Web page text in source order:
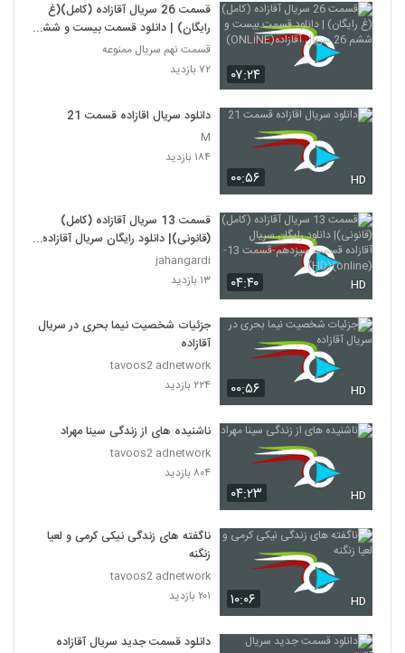
۰۷:۲۴
قسمت 26 سریال آقازاده (کامل)(غ
رایگان) | دانلود قسمت بیست و ششم
26 سریال آقازاده(ONLiNE)
قسمت نهم سریال ممنوعه
۷۲ بازدید
۰۰:۵۶ HD
دانلود سریال اقازاده قسمت 21
M
۱۸۴ بازدید
۰۴:۴۰ HD
قسمت 13 سریال آقازاده (کامل)
(قانونی)| دانلود رایگان سریال آقازاده
(HD)
jahangardi
۱۳ بازدید
۰۰:۵۶ HD
جزئیات شخصیت نیما بحری در سریال
آقازاده
tavoos2 adnetwork
۲۲۴ بازدید
۰۴:۲۳ HD
ناشنیده های از زندگی سینا مهراد
tavoos2 adnetwork
۸۰۴ بازدید
۱۰:۰۶ HD
ناگفته های زندگی نیکی کرمی و لعیا
زنگنه
tavoos2 adnetwork
۲۰۱ بازدید
دانلود قسمت جدید سریال آقازاده